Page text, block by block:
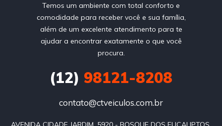
Temos um ambiente com total conforto e
comodidade para receber você e sua família,
além de um excelente atendimento para te
ajudar a encontrar exatamente o que você
procura.
(12) 98121-8208
contato@ctveiculos.com.br